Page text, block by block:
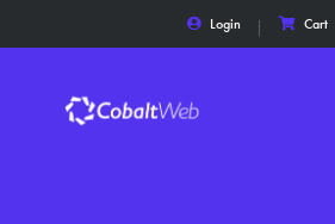
Login Cart